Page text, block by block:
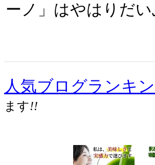
ーノ」はやはりだ
人気ブログランキ
ます!!